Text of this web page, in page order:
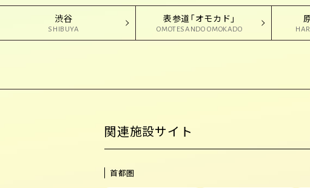
渋谷
SHIBUYA
表参道「オモカド」
OMOTESANDO OMOKADO
関連施設サイト
首都圏